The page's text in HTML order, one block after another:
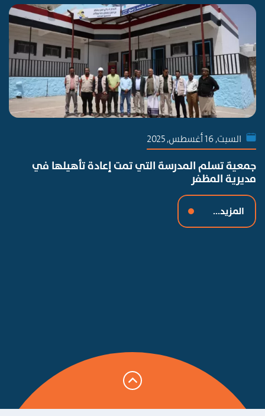
السبت, 16 أغسطس, 2025
جمعية تسلم المدرسة التي تمت إعادة تأهيلها في
مديرية المظفر
المزيد...